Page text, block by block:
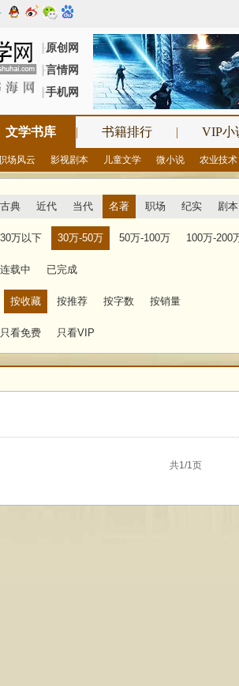
┠原创网
┠言情网
┠手机网
文学书库 | 书籍排行 | VIP小
场风云 影视剧本 儿童文学 微小说 农业技术
古典 近代 当代 名著 职场 纪实 剧本
30万以下 30万-50万 50万-100万 100万-200
连载中 已完成
按收藏 按推荐 按字数 按销量
只看免费 只看VIP
共1/1页